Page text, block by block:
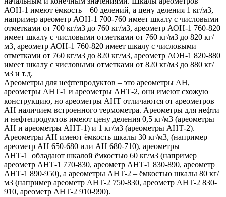
АОН-1 имеют ёмкость – 60 делений, а цену деления 1 кг/м3,
например ареометр АОН-1 700-760 имеет шкалу с числовыми
отметками от 700 кг/м3 до 760 кг/м3, ареометр АОН-1 760-820
имеет шкалу с числовыми отметками от 760 кг/м3 до 820 кг/
м3, ареометр АОН-1 760-820 имеет шкалу с числовыми
отметками от 760 кг/м3 до 820 кг/м3, ареометр АОН-1 820-880
имеет шкалу с числовыми отметками от 820 кг/м3 до 880 кг/
м3 и т.д.
Ареометры для нефтепродуктов – это ареометры АН,
ареометры АНТ-1 и ареометры АНТ-2, они имеют схожую
конструкцию, но ареометры АНТ отличаются от ареометров
АН наличием встроенного термометра. Ареометры для нефти
и нефтепродуктов имеют цену деления 0,5 кг/м3 (ареометры
АН и ареометры АНТ-1) и 1 кг/м3 (ареометры АНТ-2).
Ареометры АН имеют ёмкость шкалы 30 кг/м3, (например
ареометр АН 650-680 или АН 680-710), ареометры
АНТ-1 обладают шкалой ёмкостью 60 кг/м3 (например
ареометр АНТ-1 770-830, ареометр АНТ-1 830-890, ареометр
АНТ-1 890-950), а ареометры АНТ-2 – ёмкостью шкалы 80 кг/
м3 (например ареометр АНТ-2 750-830, ареометр АНТ-2 830-
910, ареометр АНТ-2 910-990).